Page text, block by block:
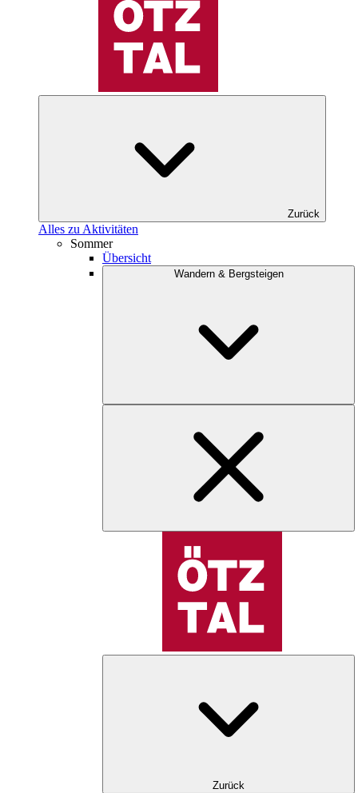
Zurück
Alles zu Aktivitäten
Sommer
Übersicht
Wandern & Bergsteigen
Zurück